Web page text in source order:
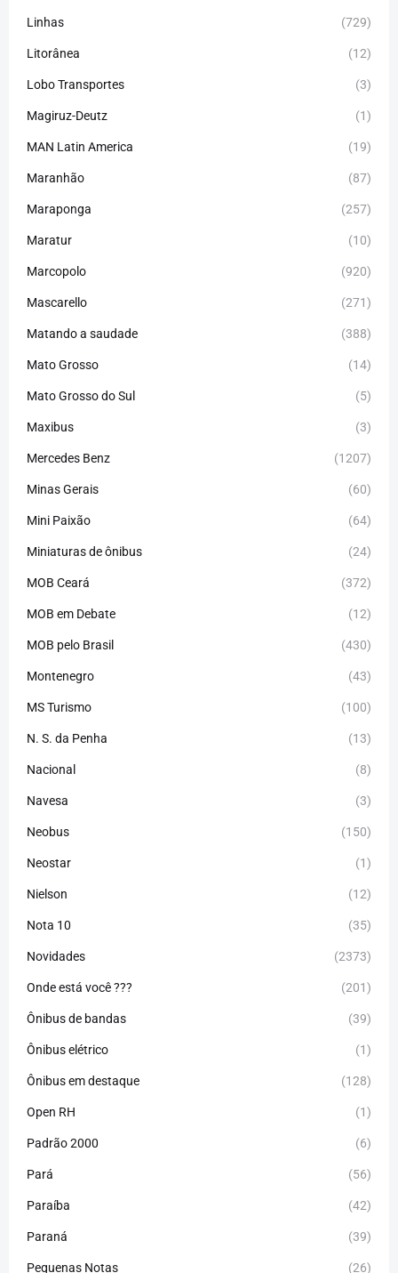
Linhas (729)
Litorânea (12)
Lobo Transportes (3)
Magiruz-Deutz (1)
MAN Latin America (19)
Maranhão (87)
Maraponga (257)
Maratur (10)
Marcopolo (920)
Mascarello (271)
Matando a saudade (388)
Mato Grosso (14)
Mato Grosso do Sul (5)
Maxibus (3)
Mercedes Benz (1207)
Minas Gerais (60)
Mini Paixão (64)
Miniaturas de ônibus (24)
MOB Ceará (372)
MOB em Debate (12)
MOB pelo Brasil (430)
Montenegro (43)
MS Turismo (100)
N. S. da Penha (13)
Nacional (8)
Navesa (3)
Neobus (150)
Neostar (1)
Nielson (12)
Nota 10 (35)
Novidades (2373)
Onde está você ??? (201)
Ônibus de bandas (39)
Ônibus elétrico (1)
Ônibus em destaque (128)
Open RH (1)
Padrão 2000 (6)
Pará (56)
Paraíba (42)
Paraná (39)
Pequenas Notas (26)